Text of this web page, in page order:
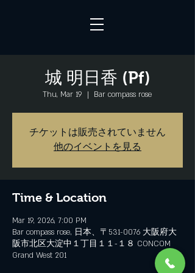
城 明日香 (Pf)
Thu, Mar 19
  |
Bar compass rose
チケットは販売されていません
他のイベントを見る
Time & Location
Mar 19, 2026, 7:00 PM
Bar compass rose, 日本、〒531-0076 大阪府大
阪市北区大淀中１丁目１１−１８ CONCOM
Grand West 201